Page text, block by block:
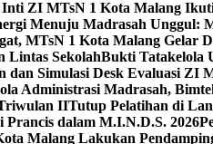
ZI MTsN 1 Kota Malang
Menuju Madrasah Unggul:
MTsN 1 Kota Malang
Lintas SekolahBukti Tatakelola
dan Simulasi Desk Evaluasi ZI
Administrasi Madrasah,
IITutup Pelatihan di
dalam M.I.N.D.S. 2026
Malang Lakukan